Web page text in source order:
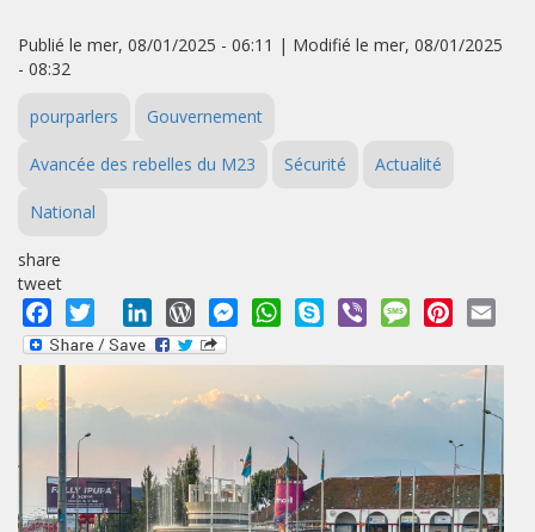
Publié le mer, 08/01/2025 - 06:11 | Modifié le mer, 08/01/2025
- 08:32
pourparlers Gouvernement
Avancée des rebelles du M23 Sécurité Actualité
National
share
tweet
Facebook
Twitter LinkedInWordPressMessengerWhatsApp
Skype Viber MessagePinterest